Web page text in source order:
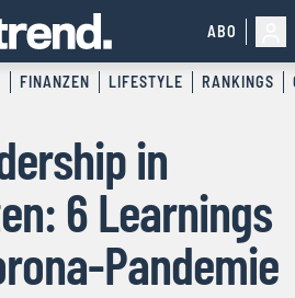
ABO
FINANZEN LIFESTYLE RANKINGS
in
6 Learnings
Pandemie